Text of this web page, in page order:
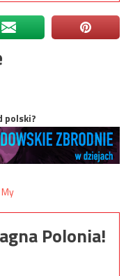
polski?
Polonia!